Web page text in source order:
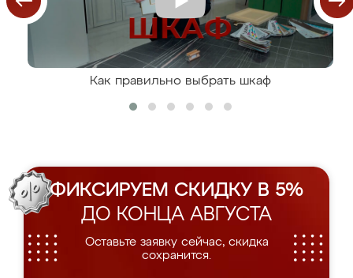
Как правильно выбрать шкаф
ФИКСИРУЕМ СКИДКУ В 5%
ДО КОНЦА АВГУСТА
Оставьте заявку сейчас, скидка
сохранится.